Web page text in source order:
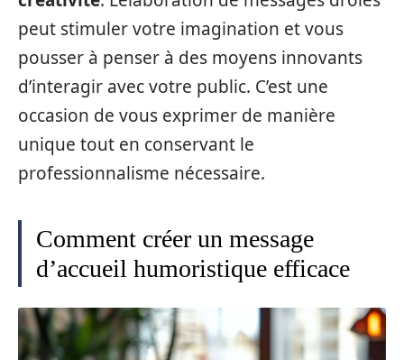
peut stimuler votre imagination et vous
pousser à penser à des moyens innovants
d’interagir avec votre public. C’est une
occasion de vous exprimer de manière
unique tout en conservant le
professionnalisme nécessaire.
Comment créer un message
d’accueil humoristique efficace